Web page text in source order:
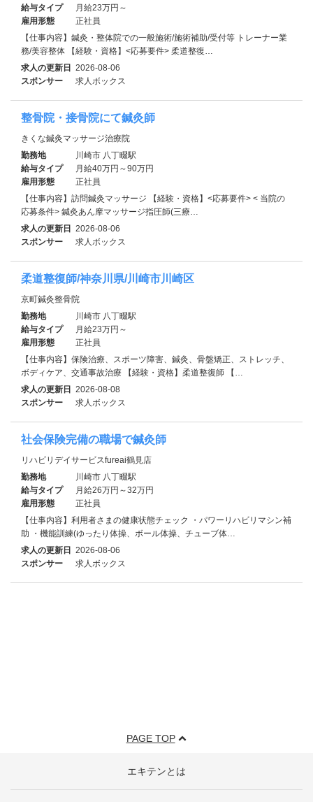
給与タイプ
月給23万円～
雇用形態
正社員
【仕事内容】鍼灸・整体院での一般施術/施術補助/受付等 トレーナー業
務/美容整体 【経験・資格】<応募要件> 柔道整復…
求人の更新日 2026-08-06
スポンサー
求人ボックス
整骨院・接骨院にて鍼灸師
きくな鍼灸マッサージ治療院
勤務地
川崎市 八丁畷駅
給与タイプ
月給40万円～90万円
雇用形態
正社員
【仕事内容】訪問鍼灸マッサージ 【経験・資格】<応募要件> < 当院の
応募条件> 鍼灸あん摩マッサージ指圧師(三療…
求人の更新日 2026-08-06
スポンサー
求人ボックス
柔道整復師/神奈川県/川崎市川崎区
京町鍼灸整骨院
勤務地
川崎市 八丁畷駅
給与タイプ
月給23万円～
雇用形態
正社員
【仕事内容】保険治療、スポーツ障害、鍼灸、骨盤矯正、ストレッチ、
ボディケア、交通事故治療 【経験・資格】柔道整復師 【…
求人の更新日 2026-08-08
スポンサー
求人ボックス
社会保険完備の職場で鍼灸師
リハビリデイサービスfureai鶴見店
勤務地
川崎市 八丁畷駅
給与タイプ
月給26万円～32万円
雇用形態
正社員
【仕事内容】利用者さまの健康状態チェック ・パワーリハビリマシン補
助 ・機能訓練(ゆったり体操、ボール体操、チューブ体…
求人の更新日 2026-08-06
スポンサー
求人ボックス
PAGE TOP
エキテンとは